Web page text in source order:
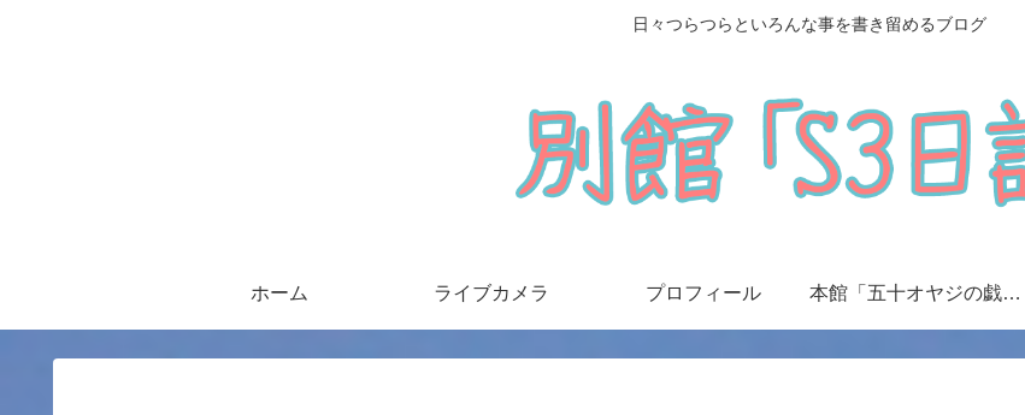
日々つらつらといろんな事を書き留めるブログ
ホーム ライブカメラ プロフィール 本館「五十オヤジの戯言日記」